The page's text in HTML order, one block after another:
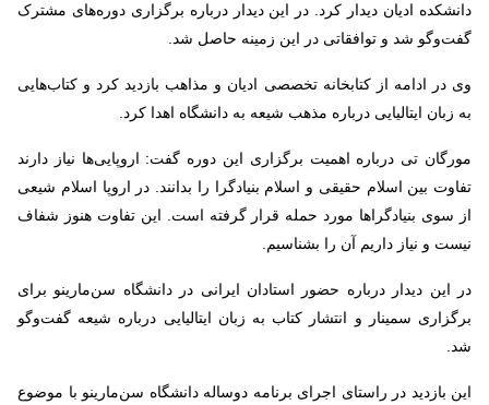
دانشکده ادیان دیدار کرد. در این دیدار درباره برگزاری دوره‌های مشترک
گفت‌وگو شد و توافقاتی در این زمینه حاصل شد.
وی در ادامه از کتابخانه تخصصی ادیان و مذاهب بازدید کرد و کتاب‌هایی
به زبان ایتالیایی درباره مذهب شیعه به دانشگاه اهدا کرد.
مورگان تی درباره اهمیت برگزاری این دوره گفت:‌ اروپایی‌ها نیاز دارند
تفاوت بین اسلام حقیقی و اسلام بنیادگرا را بدانند. در اروپا اسلام شیعی
از سوی بنیادگراها مورد حمله قرار گرفته است. این تفاوت هنوز شفاف
نیست و نیاز داریم آن را بشناسیم.
در این دیدار درباره حضور استادان ایرانی در دانشگاه سن‌مارینو برای
برگزاری سمینار و انتشار کتاب به زبان ایتالیایی درباره شیعه گفت‌وگو
شد.
این بازدید در راستای اجرای برنامه دوساله دانشگاه سن‌مارینو با موضوع